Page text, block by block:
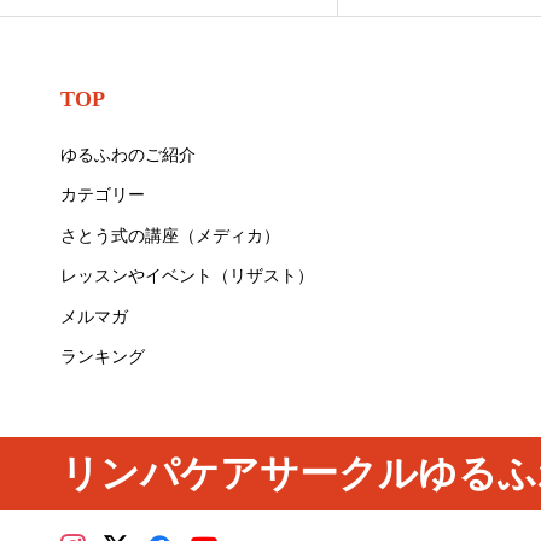
TOP
ゆるふわのご紹介
カテゴリー
さとう式の講座（メディカ）
レッスンやイベント（リザスト）
メルマガ
ランキング
リンパケアサークルゆる